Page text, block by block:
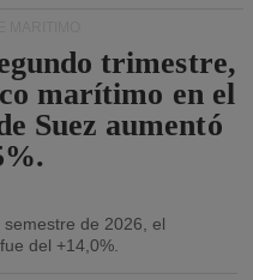
trimestre,
marítimo en el
Suez aumentó
semestre de 2026, el
del +14,0%.